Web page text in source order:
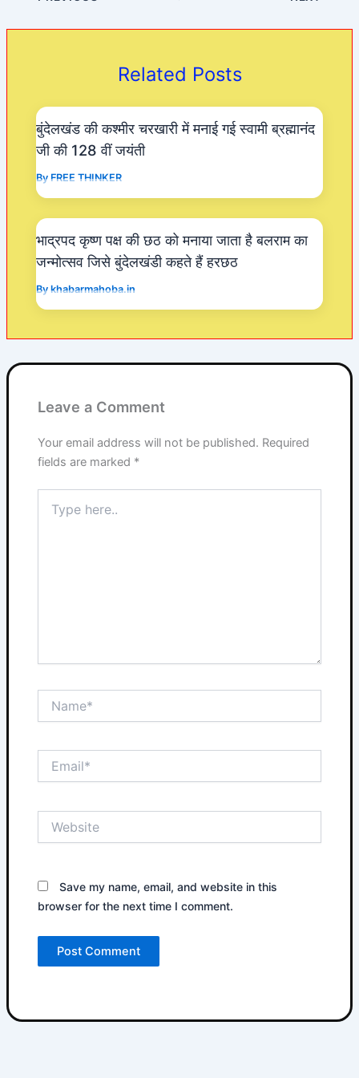
e
b
k
s
A
a
m
Related Posts
बुंदेलखंड की कश्मीर चरखारी में मनाई गई स्वामी ब्रह्मानंद
जी की 128 वीं जयंती
By FREE THINKER
भाद्रपद कृष्ण पक्ष की छठ को मनाया जाता है बलराम का
जन्मोत्सव जिसे बुंदेलखंडी कहते हैं हरछठ
Bykhabarmahoba.in
Leave a Comment
Your email address will not be published. Required
fields are marked *
here..
Save my name, email, and website in this
browser for the next time I comment.